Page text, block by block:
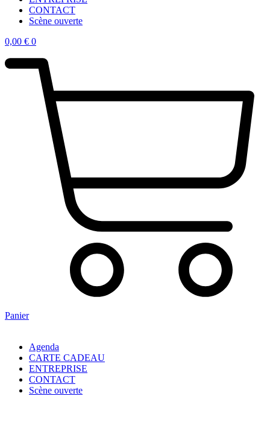
CONTACT
Scène ouverte
0,00 € 0
Panier
Agenda
CARTE CADEAU
ENTREPRISE
CONTACT
Scène ouverte